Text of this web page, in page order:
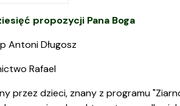
propozycji Pana Boga
Antoni Długosz
Rafael
przez dzieci, znany z programu